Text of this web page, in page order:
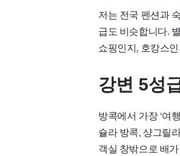
저는 전국 펜션과
급도 비슷합니다.
쇼핑인지, 호캉스
강변 5성
방콕에서 가장 ‘여
슐라 방콕, 샹그릴
객실 창밖으로 배